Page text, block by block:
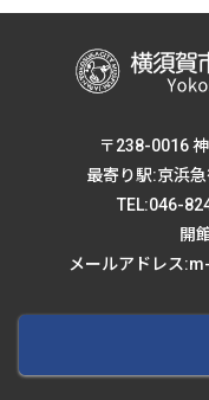
〒238-0016
最寄り駅:京浜
TEL:046-
開
メールアドレス